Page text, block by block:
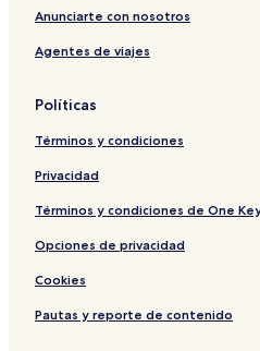
Anunciarte con nosotros
Agentes de viajes
Políticas
Términos y condiciones
Privacidad
Términos y condiciones de One
Opciones de privacidad
Cookies
Pautas y reporte de contenido